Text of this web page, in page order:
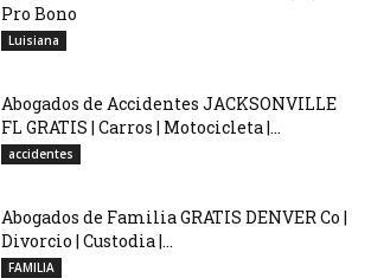
Pro Bono
Luisiana
Abogados de Accidentes JACKSONVILLE
FL GRATIS | Carros | Motocicleta |...
accidentes
Abogados de Familia GRATIS DENVER Co |
Divorcio | Custodia |...
FAMILIA